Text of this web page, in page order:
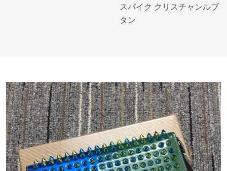
スパイク クリスチャンルブ
タン